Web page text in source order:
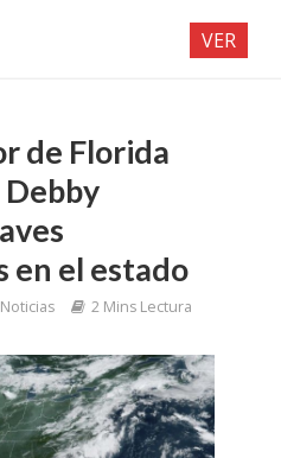
de Florida
en el estado
2 Mins Lectura
VER